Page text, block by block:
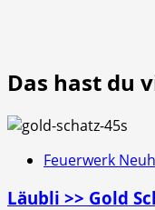
Das hast du
Feuerwerk
Läubli >> Gold